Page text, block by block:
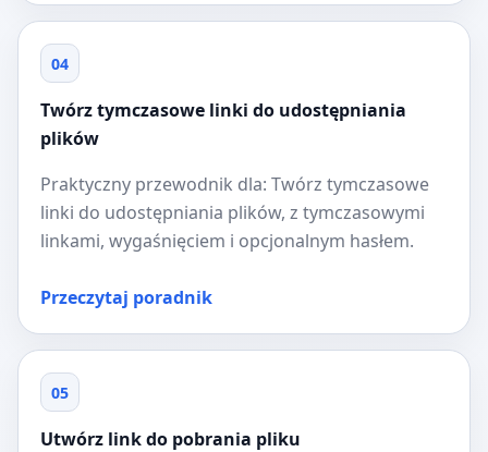
04
Twórz tymczasowe linki do udostępniania
plików
Praktyczny przewodnik dla: Twórz tymczasowe
linki do udostępniania plików, z tymczasowymi
linkami, wygaśnięciem i opcjonalnym hasłem.
Przeczytaj poradnik
05
Utwórz link do pobrania pliku